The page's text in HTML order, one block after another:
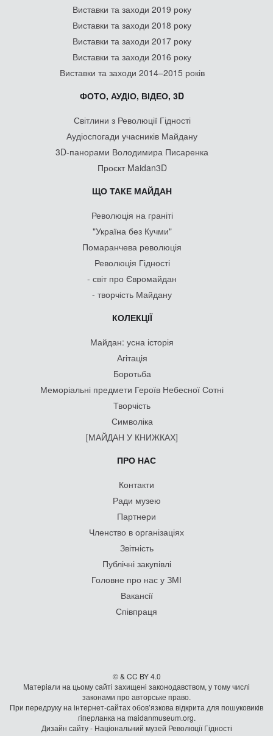
Виставки та заходи 2019 року
Виставки та заходи 2018 року
Виставки та заходи 2017 року
Виставки та заходи 2016 року
Виставки та заходи 2014–2015 років
ФОТО, АУДІО, ВІДЕО, 3D
Світлини з Революції Гідності
Аудіоспогади учасників Майдану
3D-панорами Володимира Писаренка
Проєкт Maidan3D
ЩО ТАКЕ МАЙДАН
Революція на граніті
"Україна без Кучми"
Помаранчева революція
Революція Гідності
- світ про Євромайдан
- творчість Майдану
КОЛЕКЦІЇ
Майдан: усна історія
Агітація
Боротьба
Меморіальні предмети Героїв Небесної Сотні
Творчість
Символіка
[МАЙДАН У КНИЖКАХ]
ПРО НАС
Контакти
Ради музею
Партнери
Членство в організаціях
Звітність
Публічні закупівлі
Головне про нас у ЗМІ
Вакансії
Співпраця
© & CC BY 4.0
Матеріали на цьому сайті захищені законодавством, у тому числі
законами про авторське право.
При передруку на iнтернет-сайтах обов’язкова відкрита для пошуковиків
гiперланка на maidanmuseum.org.
Дизайн сайту - Національний музей Революції Гідності